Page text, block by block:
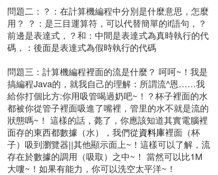
問題二：？：在計算機編程中分別是什麼意思，怎麼
用？ ？：是三目運算符，可以代替簡單的if語句，？
前邊是表達式，？和：中間是表達式為真時執行的代
碼，：後面是表達式為假時執行的代碼
問題三：計算機編程裡面的流是什麼？ 呵呵~！我是
搞編程Java的，就我自己的理解：所謂流^恩……我
給你打個比方:你用吸管喝過奶吧~！？杯子裡面的水
都被你從管子裡面吸進了嘴裡，管里的水不就是流的
狀態嗎~！ 這樣的話，薨了，你應該知道其實電腦裡
面存的東西都數據（水），我們從資料庫裡面（杯
子）吸到瀏覽器||其他顯示面上~！這樣可以了解，流
存在於數據的調用（吸取）之中~！ 當然可以比1M
大嘍~！如果有能力，你可以洗空太平洋~！